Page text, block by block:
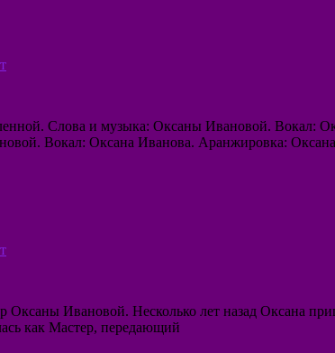
Слова и музыка: Оксаны Ивановой. Вокал:
Вокал: Оксана Иванова. Аранжировка: Оксана
Ивановой. Несколько лет назад Оксана
как Мастер, передающий